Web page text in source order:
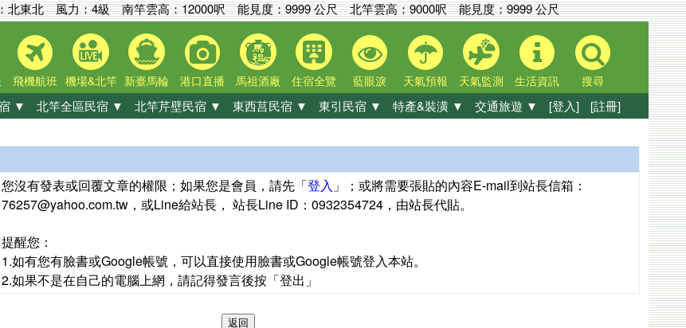
北東北 風力：4級南竿雲高：12000呎能見度：9999 公尺北竿雲高：9000呎能見度：9999 公尺
飛機航班 機場&北竿 新臺馬輪 港口直播 馬祖酒廠 住宿全覽 藍眼淚 天氣預報 天氣監測 生活資訊 搜尋
▼ 北竿全區民宿 ▼ 北竿芹壁民宿 ▼ 東西莒民宿 ▼ 東引民宿 ▼ 特產&裝潢 ▼ 交通旅遊 ▼ [登入] [註冊]
您沒有發表或回覆文章的權限；如果您是會員，請先「登入 」；或將需要張貼的內容E-mail到站長信箱：
76257@yahoo.com.tw，或Line給站長， 站長Line ID：0932354724，由站長代貼。
提醒您：
1.如有您有臉書或Google帳號，可以直接使用臉書或Google帳號登入本站。
2.如果不是在自己的電腦上網，請記得發言後按「登出」